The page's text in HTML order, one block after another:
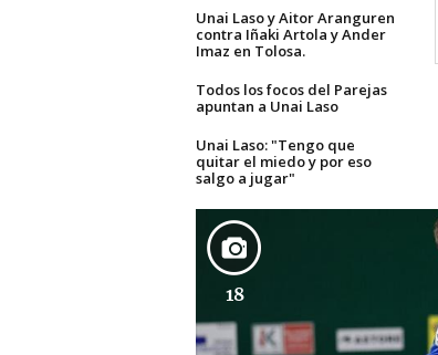
Unai Laso y Aitor Aranguren
contra Iñaki Artola y Ander
Imaz en Tolosa.
Todos los focos del Parejas
apuntan a Unai Laso
Unai Laso: "Tengo que
quitar el miedo y por eso
salgo a jugar"
18